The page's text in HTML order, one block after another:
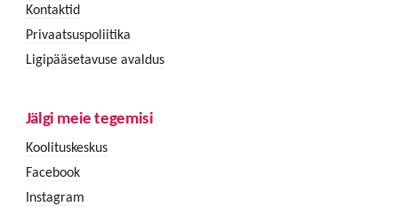
Kontaktid
Privaatsuspoliitika
Ligipääsetavuse avaldus
Jälgi meie tegemisi
Koolituskeskus
Facebook
Instagram